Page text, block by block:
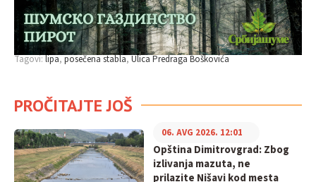
Tagovi:lipa posečena stabla Ulica Predraga Boškovića
PROČITAJTE JOŠ
Opština Dimitrovgrad: Zbog
izlivanja mazuta, ne
prilazite Nišavi kod mesta
06. AVG 2026. 12:01